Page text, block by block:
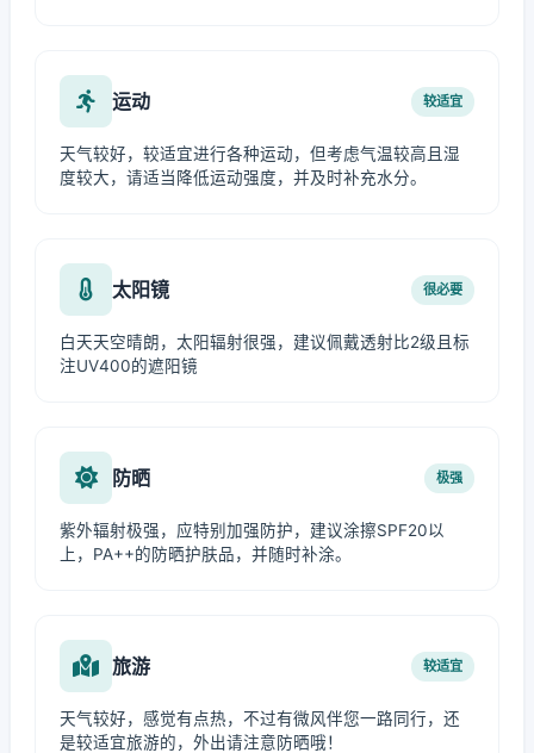
运动 较适宜
天气较好，较适宜进行各种运动，但考虑气温较高且湿
度较大，请适当降低运动强度，并及时补充水分。
太阳镜 很必要
白天天空晴朗，太阳辐射很强，建议佩戴透射比2级且标
注UV400的遮阳镜
防晒 极强
紫外辐射极强，应特别加强防护，建议涂擦SPF20以
上，PA++的防晒护肤品，并随时补涂。
旅游 较适宜
天气较好，感觉有点热，不过有微风伴您一路同行，还
是较适宜旅游的，外出请注意防晒哦！